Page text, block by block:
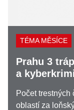
TÉMA MĚSÍCE
Prahu 3
a
Počet trestných
oblastí za